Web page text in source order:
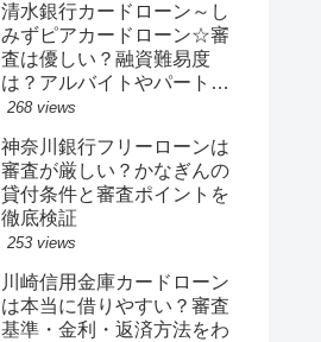
清水銀行カードローン～し
みずピアカードローン☆審
査は優しい？融資難易度
は？アルバイトやパート、
専業主婦は借りれるか？他
ある人でも借り換えやおま
とめ融資は可能か？
268 views
神奈川銀行フリーローンは
審査が厳しい？かなぎんの
貸付条件と審査ポイントを
徹底検証
253 views
川崎信用金庫カードローン
は本当に借りやすい？審査
基準・金利・返済方法をわ